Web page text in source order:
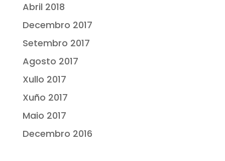
Abril 2018
Decembro 2017
Setembro 2017
Agosto 2017
Xullo 2017
Xuño 2017
Maio 2017
Decembro 2016